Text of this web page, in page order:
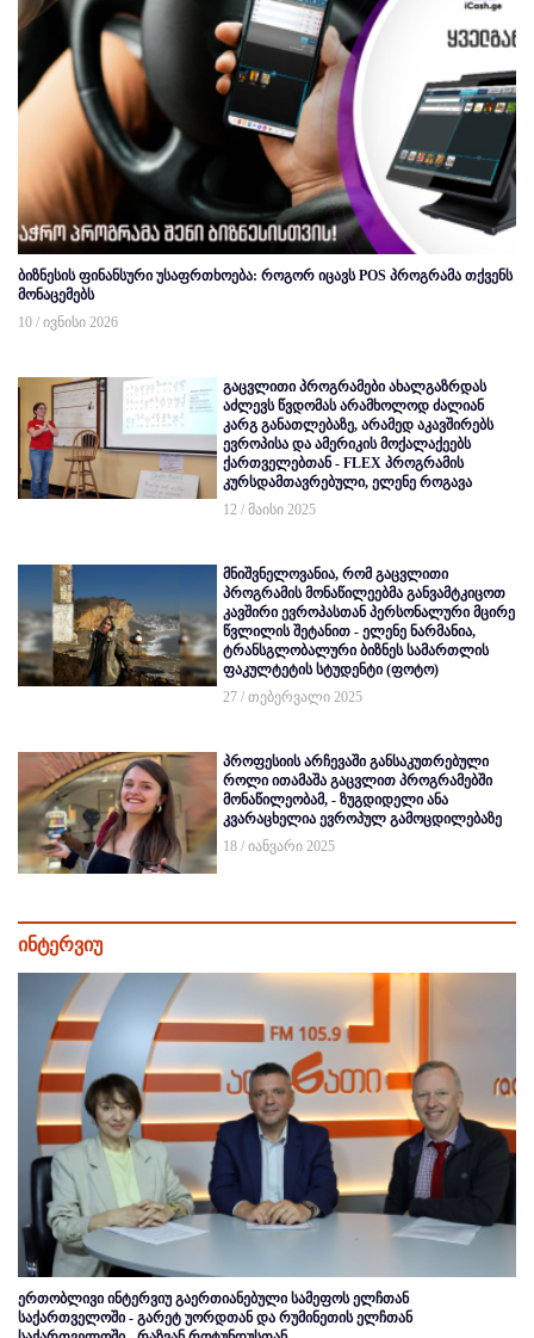
ბიზნესის ფინანსური უსაფრთხოება: როგორ იცავს POS პროგრამა თქვენს
მონაცემებს
10 / ივნისი 2026
გაცვლითი პროგრამები ახალგაზრდას
აძლევს წვდომას არამხოლოდ ძალიან
კარგ განათლებაზე, არამედ აკავშირებს
ევროპისა და ამერიკის მოქალაქეებს
ქართველებთან - FLEX პროგრამის
კურსდამთავრებული, ელენე როგავა
12 / მაისი 2025
მნიშვნელოვანია, რომ გაცვლითი
პროგრამის მონაწილეებმა განვამტკიცოთ
კავშირი ევროპასთან პერსონალური მცირე
წვლილის შეტანით - ელენე ნარმანია,
ტრანსგლობალური ბიზნეს სამართლის
ფაკულტეტის სტუდენტი (ფოტო)
27 / თებერვალი 2025
პროფესიის არჩევაში განსაკუთრებული
როლი ითამაშა გაცვლით პროგრამებში
მონაწილეობამ, - ზუგდიდელი ანა
კვარაცხელია ევროპულ გამოცდილებაზე
18 / იანვარი 2025
ინტერვიუ
ერთობლივი ინტერვიუ გაერთიანებული სამეფოს ელჩთან
საქართველოში - გარეტ უორდთან და რუმინეთის ელჩთან